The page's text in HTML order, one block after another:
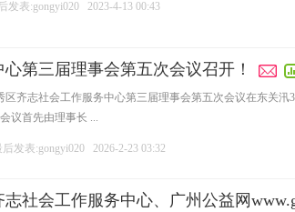
发表:gongyi020 2023-4-13 00:43
第三届理事会第五次会议召开！
志社会工作服务中心第三届理事会第五次会议在东关汛
首先由理事长 ...
后发表:gongyi020 2026-2-23 03:32
社会工作服务中心、广州公益网